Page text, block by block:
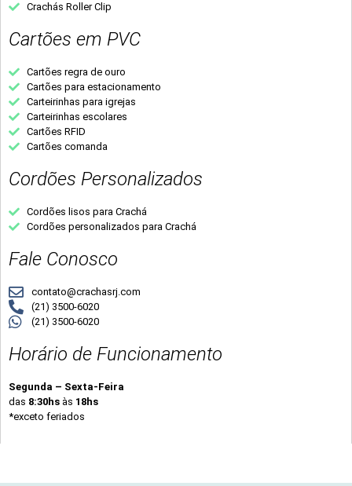
Crachás Roller Clip
Cartões em PVC
Cartões regra de ouro
Cartões para estacionamento
Carteirinhas para igrejas
Carteirinhas escolares
Cartões RFID
Cartões comanda
Cordões Personalizados
Cordões lisos para Crachá
Cordões personalizados para Crachá
Fale Conosco
contato@crachasrj.com
(21) 3500-6020
(21) 3500-6020
Horário de Funcionamento
Segunda – Sexta-Feira
das 8:30hs às 18hs
*exceto feriados